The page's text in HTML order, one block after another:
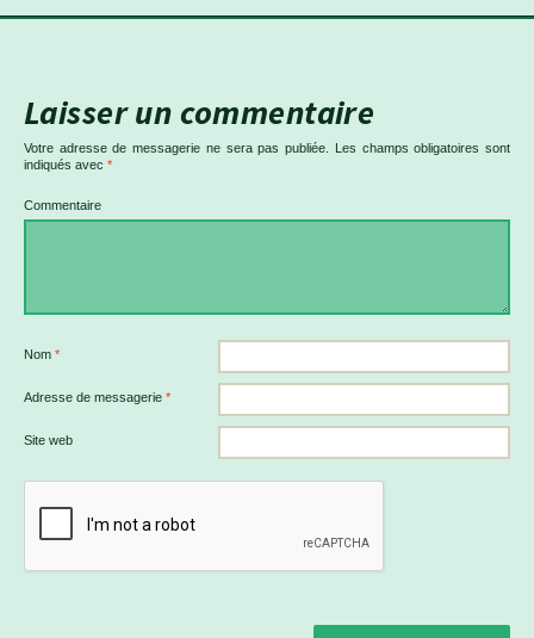
Laisser un commentaire
Votre adresse de messagerie ne sera pas publiée.
Les champs obligatoires sont
indiqués avec *
Commentaire
Nom *
Adresse de messagerie *
Site web